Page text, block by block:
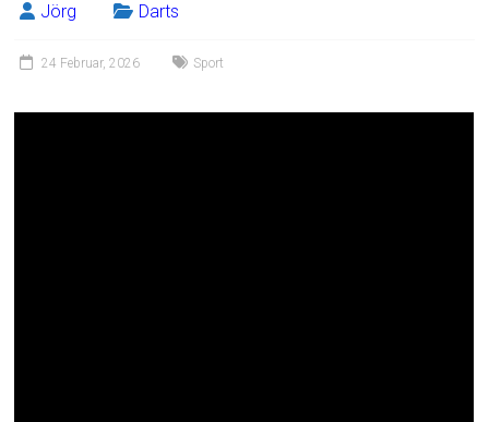
Jörg Darts
24 Februar, 2026 Sport